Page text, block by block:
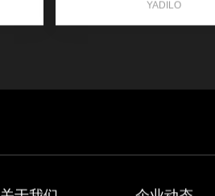
YADILO